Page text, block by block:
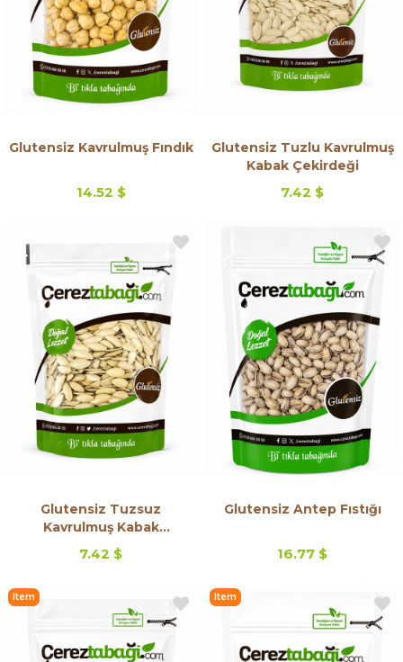
Glutensiz Kavrulmuş Fındık
14.52 $
Glutensiz Tuzlu Kavrulmuş
Kabak Çekirdeği
7.42 $
Glutensiz Tuzsuz
Kavrulmuş Kabak
Çekirdeği
7.42 $
Glutensiz Antep Fıstığı
16.77 $
Item
Item